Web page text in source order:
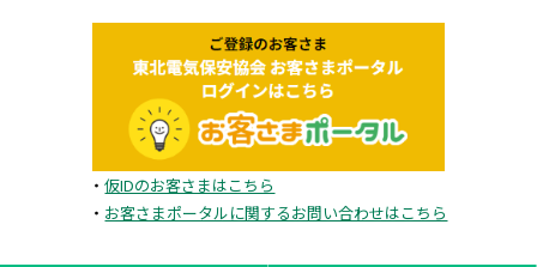
・仮IDのお客さまはこちら
・ お客さまポータルに関するお問い合わせはこちら